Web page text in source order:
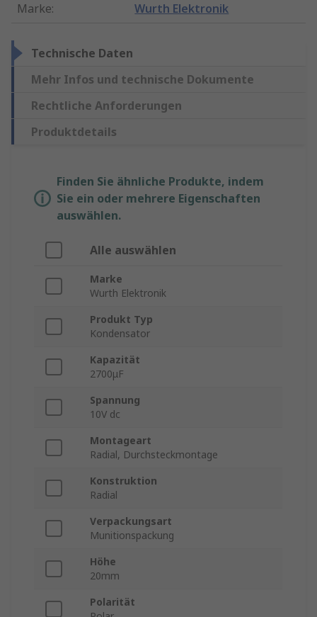
Marke: Wurth Elektronik
Technische Daten
Mehr Infos und technische Dokumente
Rechtliche Anforderungen
Produktdetails
Finden Sie ähnliche Produkte, indem
Sie ein oder mehrere Eigenschaften
auswählen.
Alle auswählen
Marke
Wurth Elektronik
Produkt Typ
Kondensator
Kapazität
2700μF
Spannung
10V dc
Montageart
Radial, Durchsteckmontage
Konstruktion
Radial
Verpackungsart
Munitionspackung
Höhe
20mm
Polarität